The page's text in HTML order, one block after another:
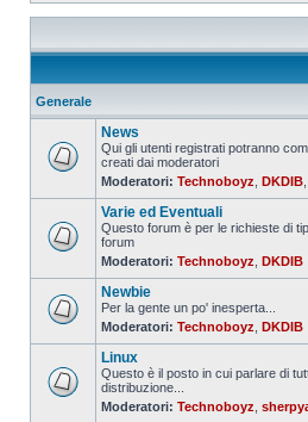
Generale
Nessun
da
leggere
News
Qui gli utenti registrati potranno
creati dai moderatori
Moderatori: Technoboyz DKDIB
Nessun
da
leggere
Varie ed Eventuali
Questo forum è per le richieste di
forum
Moderatori: Technoboyz DKDIB
Nessun
messaggio
leggere
Newbie
Per la gente un po' inesperta...
Moderatori: Technoboyz DKDIB
Nessun
Linux
Questo è il posto in cui parlare di
distribuzione...
Moderatori: Technoboyz